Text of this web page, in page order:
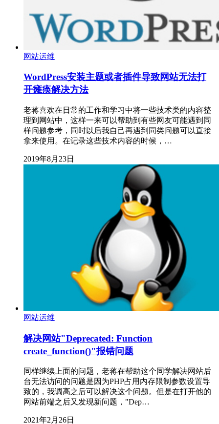
网站运维
WordPress安装主题或者插件导致网站无法打
开瘫痪解决方法
老蒋喜欢在日常的工作和学习中将一些技术类的内容整
理到网站中，这样一来可以帮助到有些网友可能遇到同
样问题参考，同时以后我自己再遇到同类问题可以直接
拿来使用。在记录这些技术内容的时候，…
2019年8月23日
网站运维
解决网站"Deprecated: Function
create_function()"报错问题
同样继续上面的问题，老蒋在帮助这个同学解决网站后
台无法访问的问题是因为PHP占用内存限制参数设置导
致的，我调高之后可以解决这个问题。但是在打开他的
网站前端之后又发现新问题，"Dep…
2021年2月26日